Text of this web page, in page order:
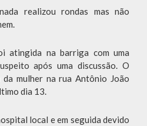
realizou rondas mas não
atingida na barriga com uma
após uma discussão. O
da mulher na rua Antônio João
dia 13.
local e em seguida devido